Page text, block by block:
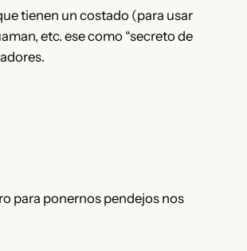
tienen un costado (para usar
etc. ese como “secreto de
para ponernos pendejos nos